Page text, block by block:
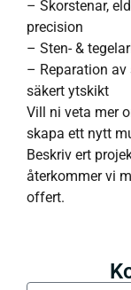
– Skorstenar,
precision
– Sten- &
– Reparation
säkert ytskikt
Vill ni veta mer
skapa ett nytt
Beskriv ert
återkommer vi
offert.